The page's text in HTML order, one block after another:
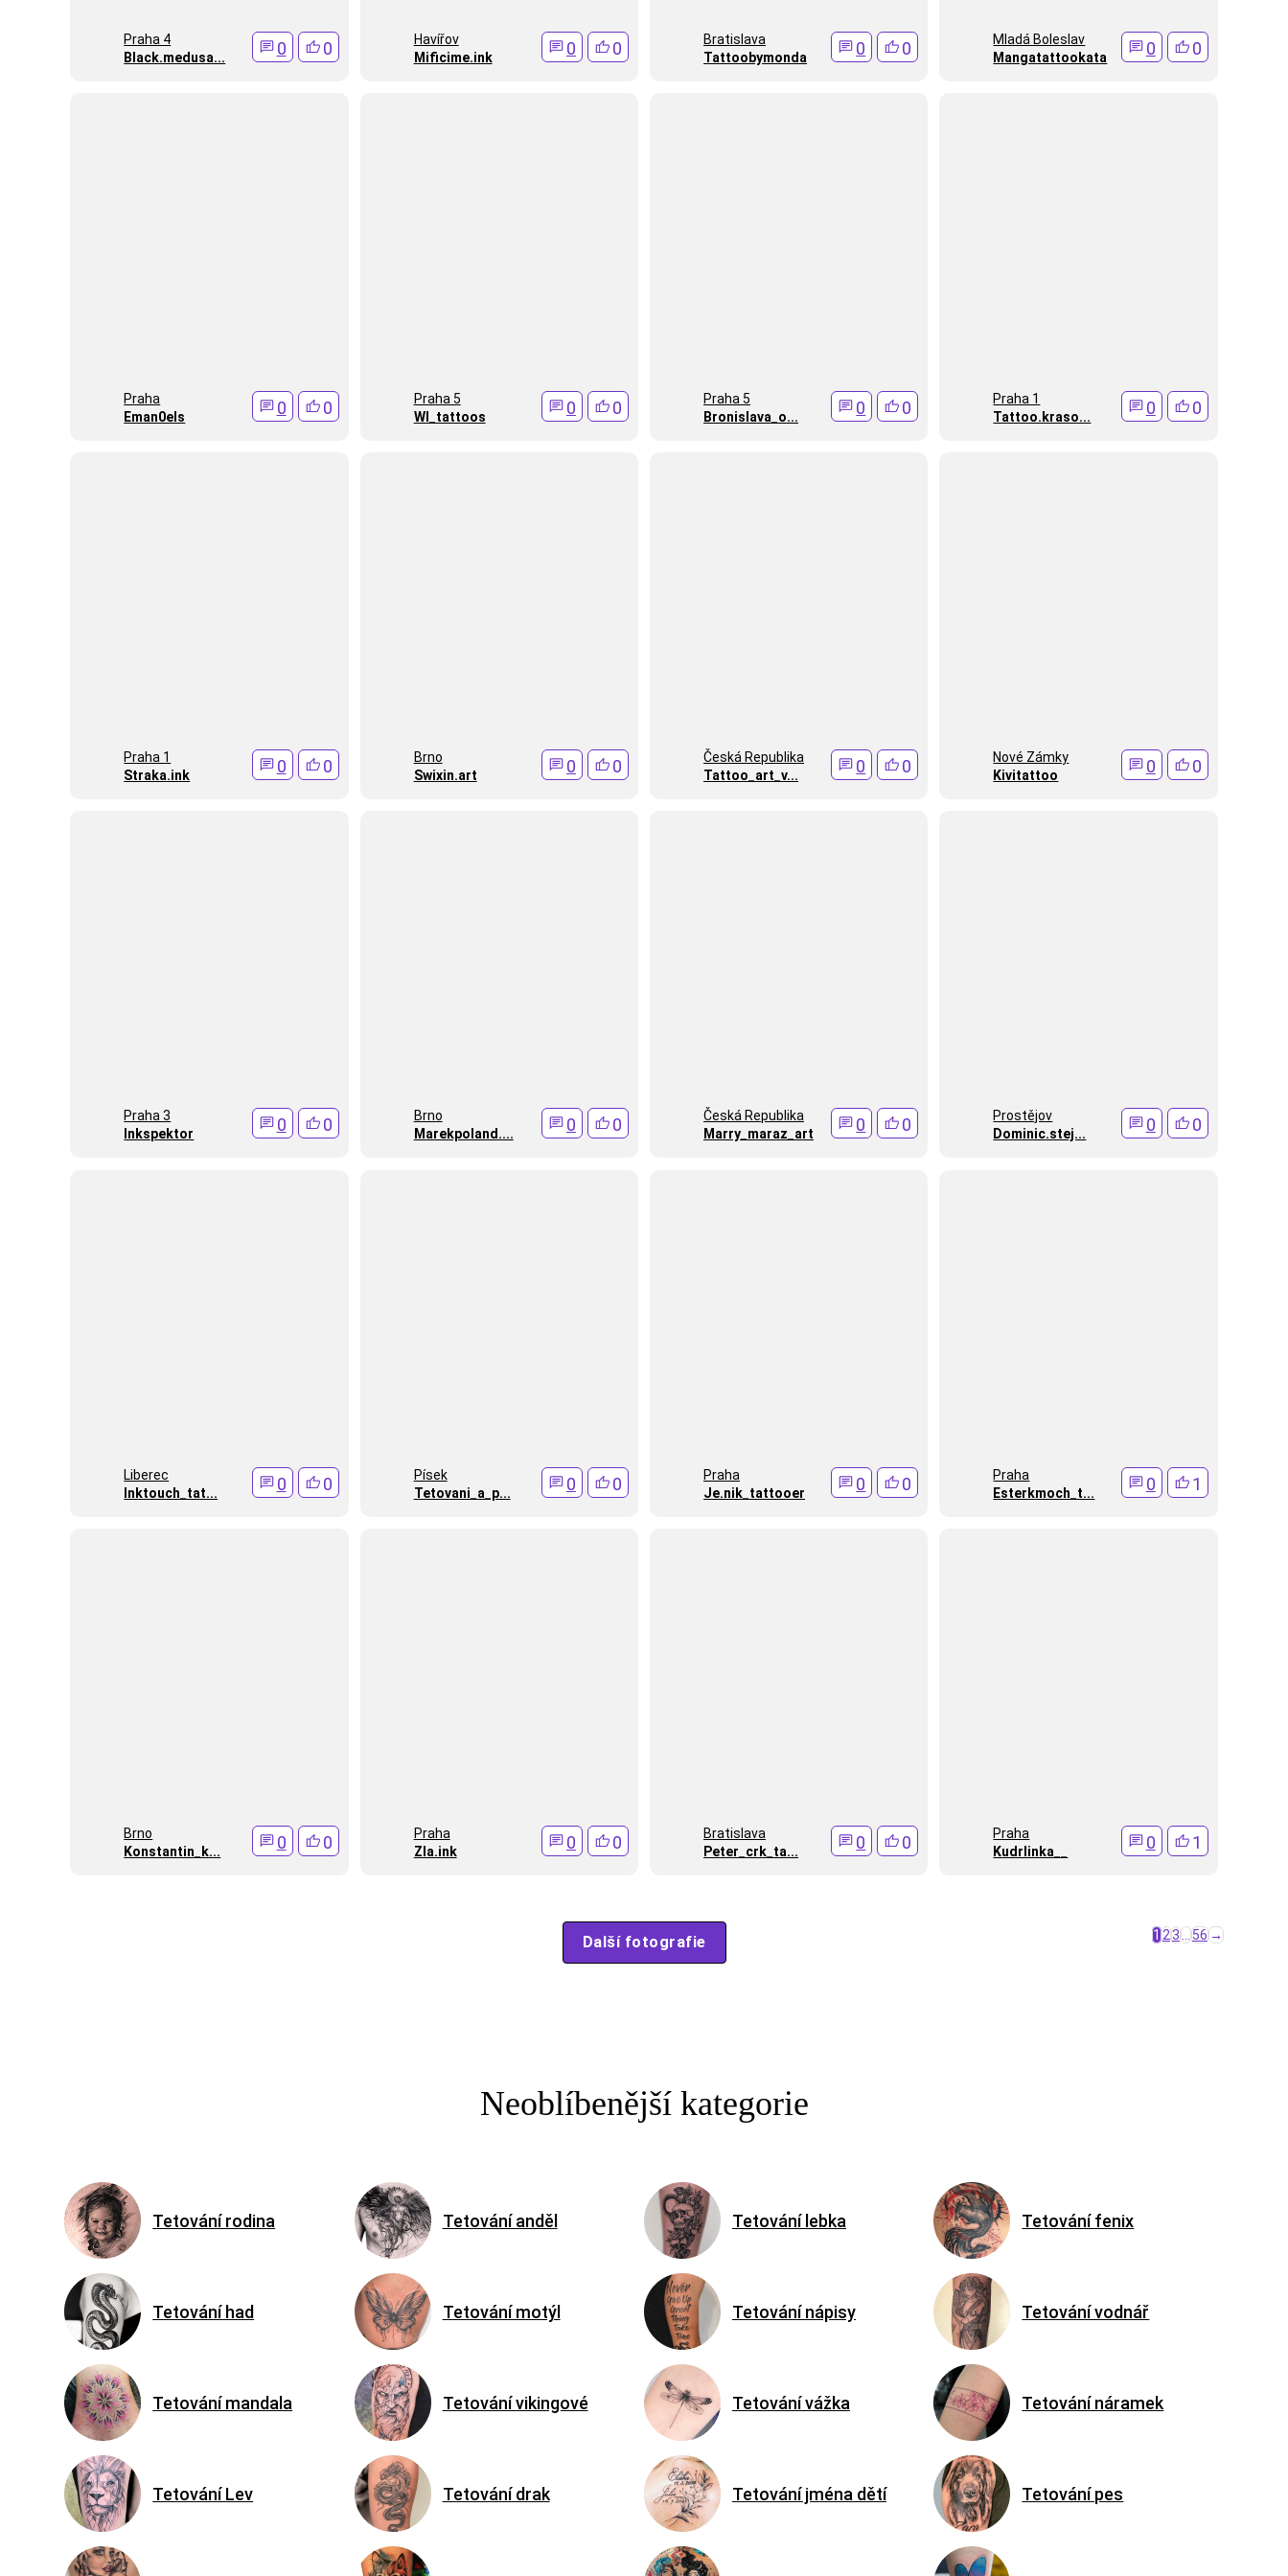
Praha 4
Black.medusa...
0 0
Havířov
Mificime.ink
0 0
Bratislava
Tattoobymonda
0 0
Mladá Boleslav
Mangatattookata
0 0
Praha
Eman0els
0 0
Praha 5
Wl_tattoos
0 0
Praha 5
Bronislava_o...
0 0
Praha 1
Tattoo.kraso...
0 0
Praha 1
Straka.ink
0 0
Brno
Swixin.art
0 0
Česká Republika
Tattoo_art_v...
0 0
Nové Zámky
Kivitattoo
0 0
Praha 3
Inkspektor
0 0
Brno
Marekpoland....
0 0
Česká Republika
Marry_maraz_art
0 0
Prostějov
Dominic.stej...
0 0
Liberec
Inktouch_tat...
0 0
Písek
Tetovani_a_p...
0 0
Praha
Je.nik_tattooer
0 0
Praha
Esterkmoch_t...
0 1
Brno
Konstantin_k...
0 0
Praha
Zla.ink
0 0
Bratislava
Peter_crk_ta...
0 0
Praha
Kudrlinka__
0 1
Další fotografie 123… 56 →
Neoblíbenější kategorie
Tetování rodina
Tetování had
Tetování mandala
Tetování Lev
Tetování anděl
Tetování motýl
Tetování vikingové
Tetování drak
Tetování lebka
Tetování nápisy
Tetování vážka
Tetování jména dětí
Tetování fenix
Tetování vodnář
Tetování náramek
Tetování pes